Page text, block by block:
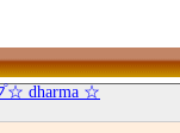
☆ dharma ☆